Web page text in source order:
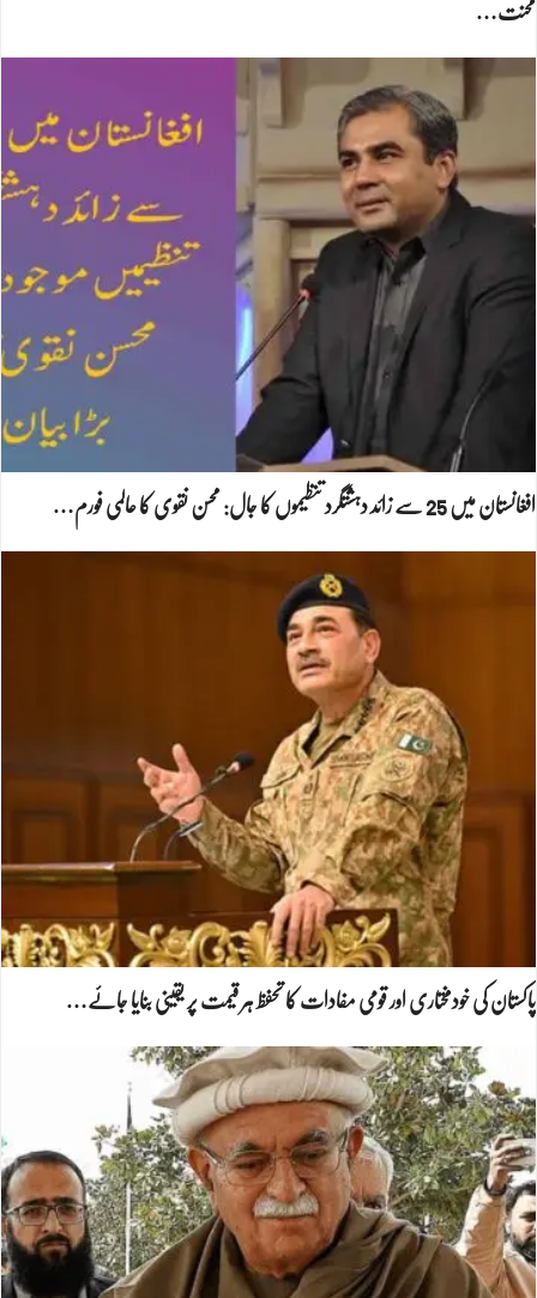
محنت…
افغانستان میں 25 سے زائد دہشتگرد تنظیموں کا جال: محسن نقوی کا عالمی فورم…
پاکستان کی خودمختاری اور قومی مفادات کا تحفظ ہر قیمت پر یقینی بنایا جائے…